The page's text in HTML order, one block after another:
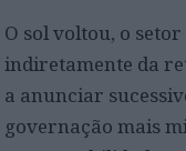
O sol voltou, o
indiretamente da
a anunciar
governação mais